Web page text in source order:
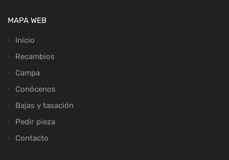
MAPA WEB
Inicio
Recambios
Campa
Conócenos
Bajas y tasación
Pedir pieza
Contacto